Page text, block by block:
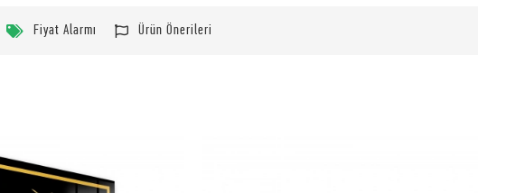
Fiyat Alarmı Ürün Önerileri